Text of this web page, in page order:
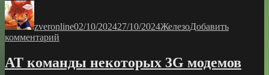
HP
Proliant
Gen9»
zveronline02/10/202427/10/2024ЖелезоДобавить
комментарий
батарейки
АТ команды некоторых 3G модемов